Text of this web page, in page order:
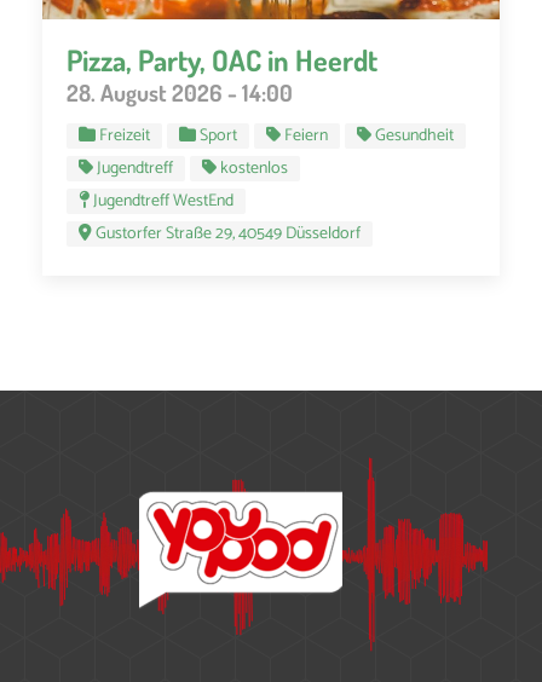
Pizza, Party, OAC in Heerdt
28. August 2026 - 14:00
Freizeit Sport Feiern
Gesundheit
Jugendtreff
kostenlos
Jugendtreff WestEnd
Gustorfer Straße 29, 40549 Düsseldorf